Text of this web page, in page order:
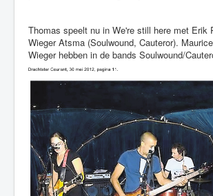
Thomas speelt nu in We're still here met Erik
Wieger Atsma (Soulwound, Cauteror).
Wieger hebben in de bands Soulwound/